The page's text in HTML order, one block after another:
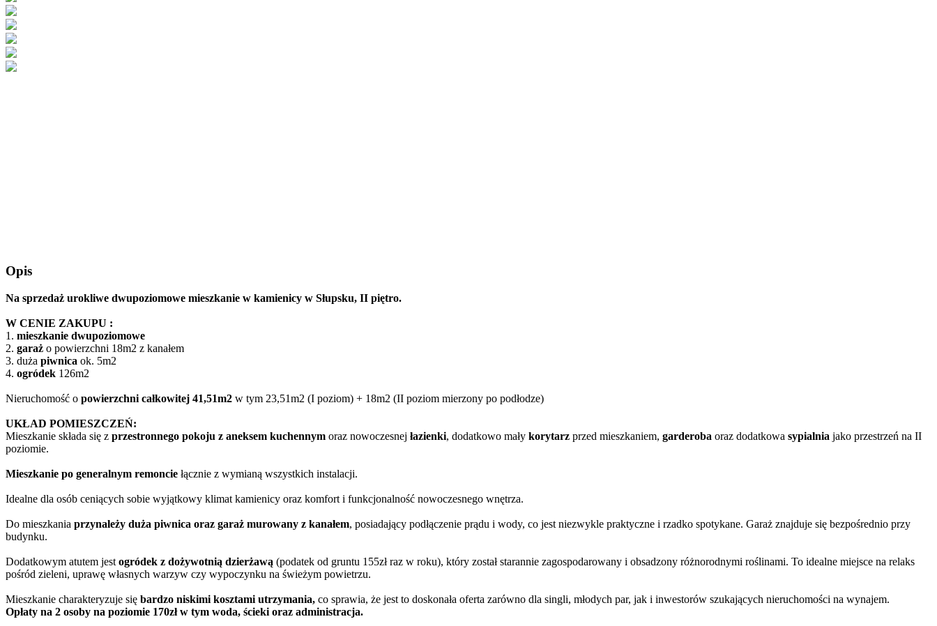
Opis
Na sprzedaż urokliwe dwupoziomowe mieszkanie w kamienicy w Słupsku, II piętro.
W CENIE ZAKUPU :
1. mieszkanie dwupoziomowe
2. garaż o powierzchni 18m2 z kanałem
3. duża piwnica ok. 5m2
4. ogródek 126m2
Nieruchomość o powierzchni całkowitej 41,51m2 w tym 23,51m2 (I poziom) + 18m2 (II poziom mierzony po podłodze)
UKŁAD POMIESZCZEŃ:
Mieszkanie składa się z przestronnego pokoju z aneksem kuchennym oraz nowoczesnej łazienki, dodatkowo mały korytarz przed mieszkaniem, garderoba oraz dodatkowa sypialnia jako przestrzeń na II
poziomie.
Mieszkanie po generalnym remoncie łącznie z wymianą wszystkich instalacji.
Idealne dla osób ceniących sobie wyjątkowy klimat kamienicy oraz komfort i funkcjonalność nowoczesnego wnętrza.
Do mieszkania przynależy duża piwnica oraz garaż murowany z kanałem, posiadający podłączenie prądu i wody, co jest niezwykle praktyczne i rzadko spotykane. Garaż znajduje się bezpośrednio przy
budynku.
Dodatkowym atutem jest ogródek z dożywotnią dzierżawą (podatek od gruntu 155zł raz w roku), który został starannie zagospodarowany i obsadzony różnorodnymi roślinami. To idealne miejsce na relaks
pośród zieleni, uprawę własnych warzyw czy wypoczynku na świeżym powietrzu.
Mieszkanie charakteryzuje się bardzo niskimi kosztami utrzymania, co sprawia, że jest to doskonała oferta zarówno dla singli, młodych par, jak i inwestorów szukających nieruchomości na wynajem.
Opłaty na 2 osoby na poziomie 170zł w tym woda, ścieki oraz administracja.